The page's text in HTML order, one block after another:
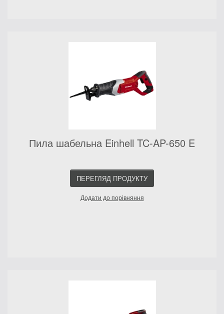
Пила шабельна Einhell TC-AP-650 E
ПЕРЕГЛЯД ПРОДУКТУ
Додати до порівняння